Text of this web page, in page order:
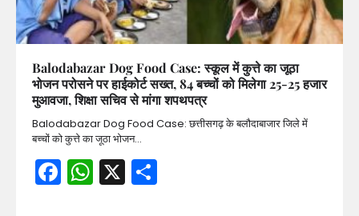
Balodabazar Dog Food Case: स्कूल में कुत्ते का जूठा
भोजन परोसने पर हाईकोर्ट सख्त, 84 बच्चों को मिलेगा 25-25 हजार
मुआवजा, शिक्षा सचिव से मांगा शपथपत्र
Balodabazar Dog Food Case: छत्तीसगढ़ के बलौदाबाजार जिले में
बच्चों को कुत्ते का जूठा भोजन…
Facebook
WhatsApp
X